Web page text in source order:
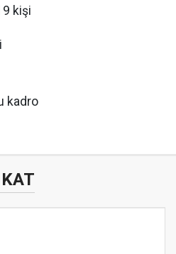
kişi
kadro